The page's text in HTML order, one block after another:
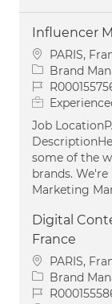
Influencer
Location
PARIS,
Category
Brand
Job Id
Job
some of the
brands.
Marketing
Digital
France
Location
PARIS,
Category
Brand
Job Id